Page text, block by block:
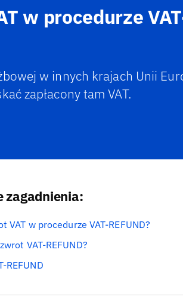
w procedurze
w innych krajach Unii
zapłacony tam VAT.
zagadnienia:
w procedurze VAT-REFUND?
VAT-REFUND?
REFUND